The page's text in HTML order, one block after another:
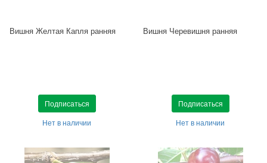
Вишня Желтая Капля ранняя
Подписаться
Нет в наличии
Вишня Черевишня ранняя
Подписаться
Нет в наличии